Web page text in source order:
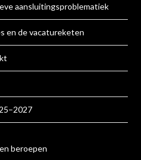
aansluitingsproblematiek
en de vacatureketen
beroepen